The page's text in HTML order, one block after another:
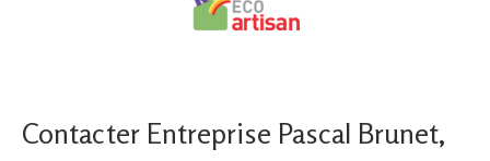
Contacter Entreprise Pascal Brunet,